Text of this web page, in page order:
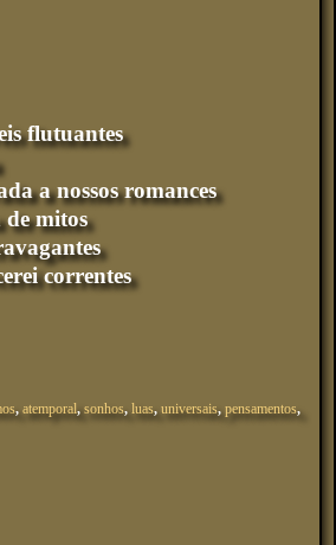
flutuantes
a nossos romances
de mitos
correntes
, atemporal,sonhos, luas, universais, pensamentos,